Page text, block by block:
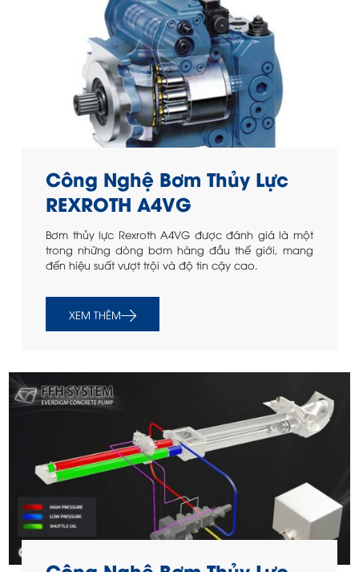
Công Nghệ Bơm Thủy Lực
REXROTH A4VG
Bơm thủy lực Rexroth A4VG được đánh giá là một
trong những dòng bơm hàng đầu thế giới, mang
đến hiệu suất vượt trội và độ tin cậy cao.
XEM THÊM